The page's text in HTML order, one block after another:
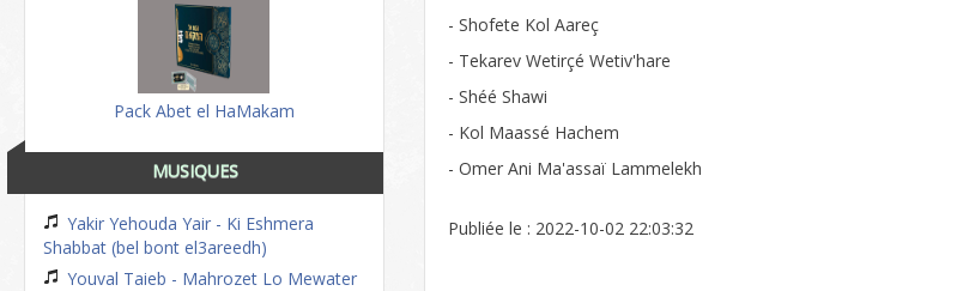
Pack Abet el HaMakam
MUSIQUES
Yakir Yehouda Yair - Ki Eshmera
Shabbat (bel bont el3areedh)
Youval Taieb - Mahrozet Lo Mewater
- Shofete Kol Aareç
- Tekarev Wetirçé Wetiv'hare
- Shéé Shawi
- Kol Maassé Hachem
- Omer Ani Ma'assaï Lammelekh
Publiée le : 2022-10-02 22:03:32